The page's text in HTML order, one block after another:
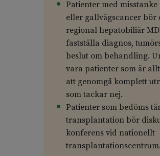
Patienter med misstanke
eller gallvägscancer bör
regional hepatobiliär
fastställa diagnos,
beslut om behandling.
vara patienter som är
att genomgå komplett
som tackar nej.
Patienter som bedöms
transplantation bör
konferens vid nationellt
transplantationscentrum.